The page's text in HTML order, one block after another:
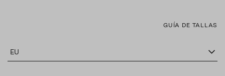
GUÍA DE TALLAS
EU